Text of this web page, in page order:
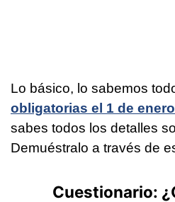
Lo básico, lo sabemos
obligatorias el 1 de
sabes todos los detalles
Demuéstralo a través de